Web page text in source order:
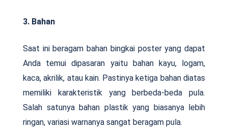
3. Bahan
Saat ini beragam bahan bingkai poster yang dapat
Anda temui dipasaran yaitu bahan kayu, logam,
kaca, akrilik, atau kain. Pastinya ketiga bahan diatas
memiliki karakteristik yang berbeda-beda pula.
Salah satunya bahan plastik yang biasanya lebih
ringan, variasi warnanya sangat beragam pula.